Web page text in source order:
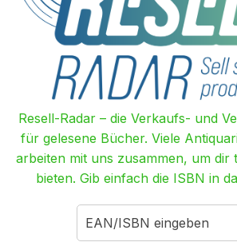
Resell-Radar – die Verkaufs- und
für gelesene Bücher. Viele
arbeiten mit uns zusammen, um dir
bieten. Gib einfach die ISBN in